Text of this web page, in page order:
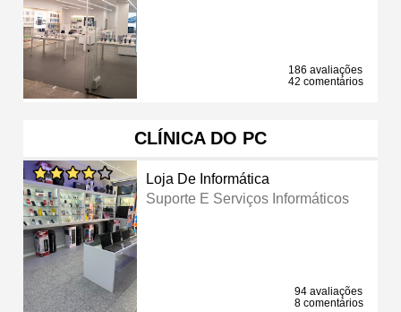
186 avaliações
42 comentários
CLÍNICA DO PC
Loja De Informática
Suporte E Serviços Informáticos
94 avaliações
8 comentários